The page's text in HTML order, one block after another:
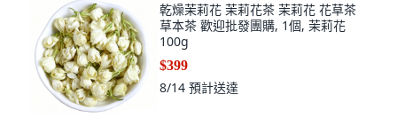
乾燥茉莉花 茉莉花茶 茉莉花 花草茶
草本茶 歡迎批發團購, 1個, 茉莉花
100g
$399
8/14 預計送達